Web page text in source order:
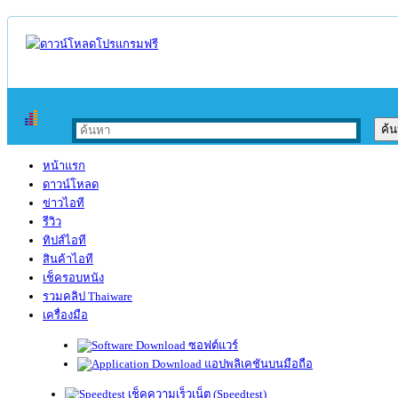
หน้าแรก
ดาวน์โหลด
ข่าวไอที
รีวิว
ทิปส์ไอที
สินค้าไอที
เช็ครอบหนัง
รวมคลิป Thaiware
เครื่องมือ
ซอฟต์แวร์
แอปพลิเคชันบนมือถือ
เช็คความเร็วเน็ต (Speedtest)